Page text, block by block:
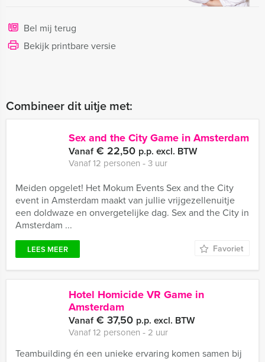
Bel mij terug
Bekijk printbare versie
Combineer dit uitje met:
Sex and the City Game in Amsterdam
Vanaf€ 22,50 p.p. excl. BTW
Vanaf 12 personen ‐ 3 uur
Meiden opgelet! Het Mokum Events Sex and the City
event in Amsterdam maakt van jullie vrijgezellenuitje
een doldwaze en onvergetelijke dag. Sex and the City in
Amsterdam ...
LEES MEER Favoriet
Hotel Homicide VR Game in
Amsterdam
Vanaf€ 37,50 p.p. excl. BTW
Vanaf 12 personen ‐ 2 uur
Teambuilding én een unieke ervaring komen samen bij